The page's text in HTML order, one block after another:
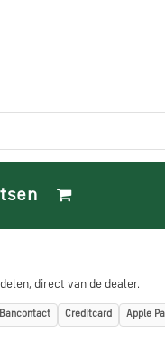
direct van de dealer.
Bancontact Creditcard Apple